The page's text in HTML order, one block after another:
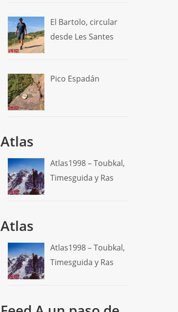
El Bartolo, circular
desde Les Santes
Pico Espadán
Atlas
Atlas1998 – Toubkal,
Timesguida y Ras
Atlas
Atlas1998 – Toubkal,
Timesguida y Ras